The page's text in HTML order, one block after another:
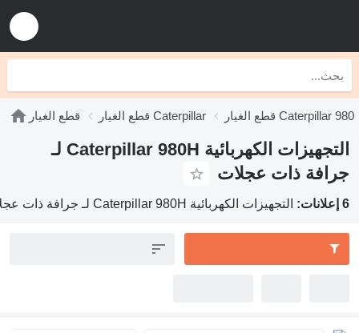
قطع الغيار قطع الغيار Caterpillar قطع الغيار Caterpillar 980
التجهيزات الكهربائية Caterpillar 980H لـ
جرافة ذات عجلات
6 إعلانات: التجهيزات الكهربائية Caterpillar 980H لـ جرافة ذات عجلات